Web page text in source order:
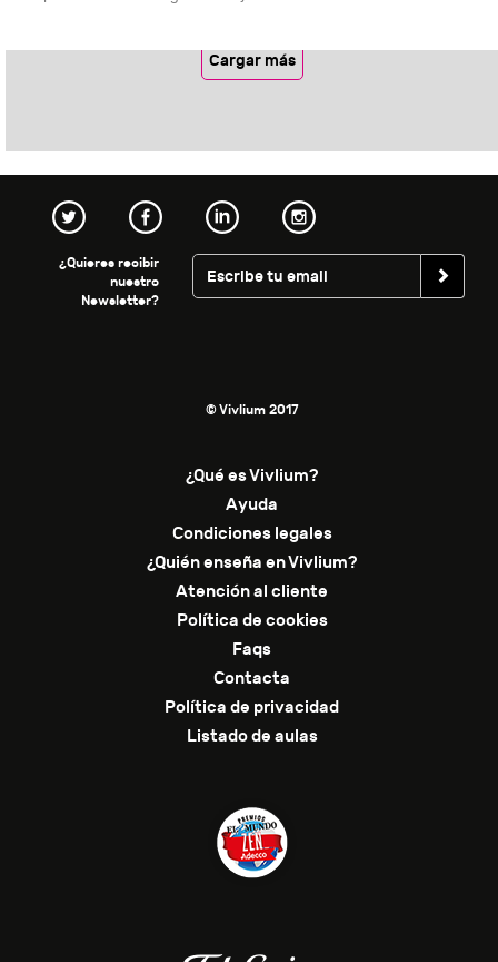
Cargar más
¿Quieres recibir
nuestro
Newsletter?
© Vivlium 2017
¿Qué es Vivlium?
Ayuda
Condiciones legales
¿Quién enseña en Vivlium?
Atención al cliente
Política de cookies
Faqs
Contacta
Política de privacidad
Listado de aulas